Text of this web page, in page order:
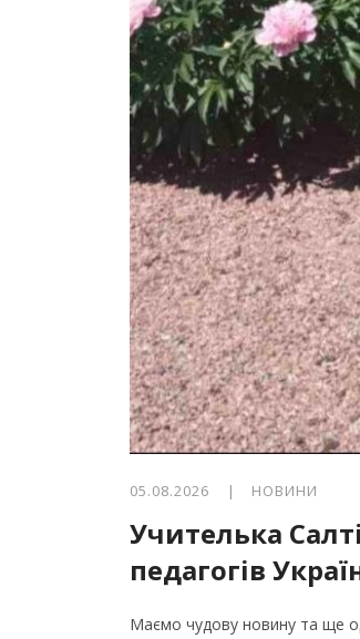
05.08.2026 | НОВИНИ
Учителька
педагогів
Маємо чудову новину та ще